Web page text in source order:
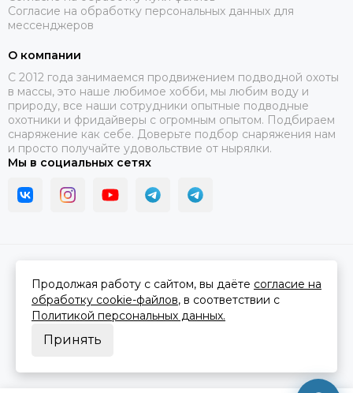
Согласие на обработку персональных данных для
мессенджеров
О компании
C 2012 года занимаемся продвижением подводной охоты
в массы, это наше любимое хобби, мы любим воду и
природу, все наши сотрудники опытные подводные
охотники и фридайверы с огромным опытом. Подбираем
снаряжение как себе. Доверьте подбор снаряжения нам
и просто получайте удовольствие от нырялки.
Мы в социальных сетях
Сделано вMOSK.STUDIOдля платформыInSales
Продолжая работу с сайтом, вы даёте согласие на
обработку cookie-файлов, в соответствии с
Политикой персональных данных.
Принять